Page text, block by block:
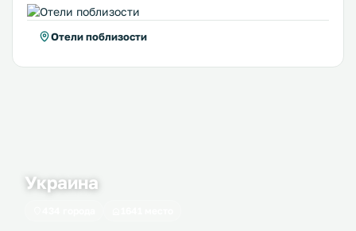
Отели поблизости
Украина